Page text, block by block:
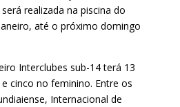
realizada na piscina do
até o próximo domingo
Interclubes sub-14 terá 13
cinco no feminino. Entre os
Internacional de